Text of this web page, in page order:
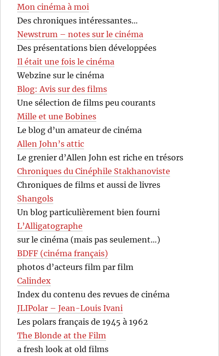
Mon cinéma à moi
Des chroniques intéressantes…
Newstrum – notes sur le cinéma
Des présentations bien développées
Il était une fois le cinéma
Webzine sur le cinéma
Blog: Avis sur des films
Une sélection de films peu courants
Mille et une Bobines
Le blog d’un amateur de cinéma
Allen John’s attic
Le grenier d’Allen John est riche en trésors
Chroniques du Cinéphile Stakhanoviste
Chroniques de films et aussi de livres
Shangols
Un blog particulièrement bien fourni
L’Alligatographe
sur le cinéma (mais pas seulement…)
BDFF (cinéma français)
photos d’acteurs film par film
Calindex
Index du contenu des revues de cinéma
JLIPolar – Jean-Louis Ivani
Les polars français de 1945 à 1962
The Blonde at the Film
a fresh look at old films